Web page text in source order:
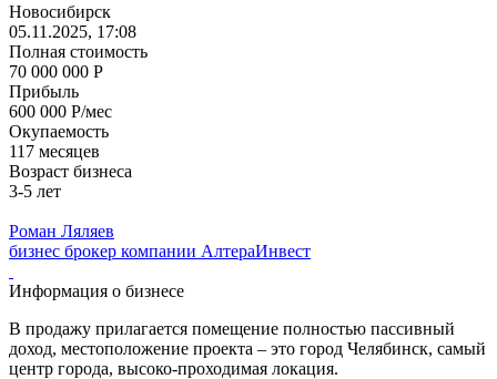
Новосибирск
05.11.2025, 17:08
Полная стоимость
70 000 000 Р
Прибыль
600 000 Р/мес
Окупаемость
117 месяцев
Возраст бизнеса
3-5 лет
Роман Ляляев
бизнес брокер компании АлтераИнвест
Информация о бизнесе
В продажу прилагается помещение полностью пассивный
доход, местоположение проекта – это город Челябинск, самый
центр города, высоко-проходимая локация.